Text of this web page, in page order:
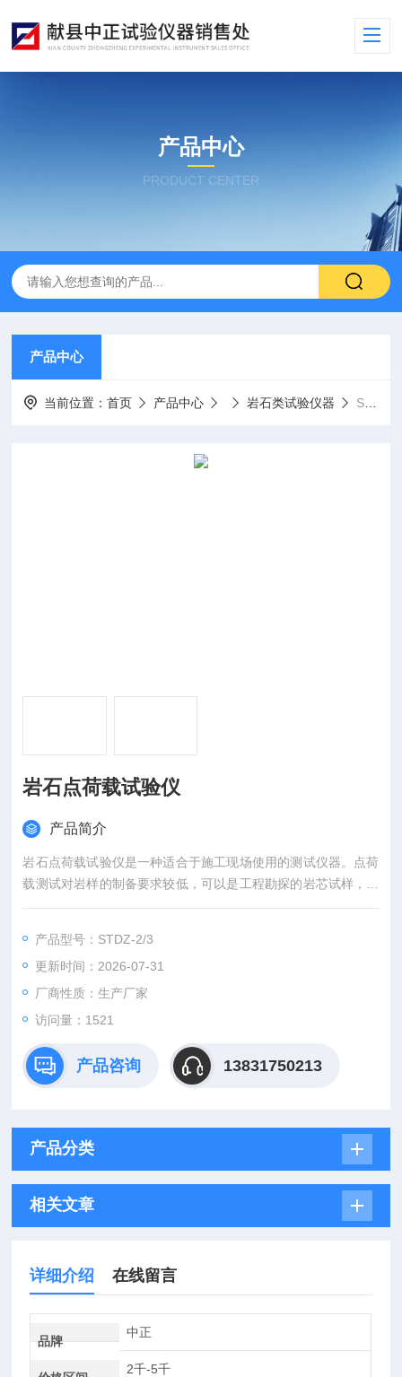
产品中心
PRODUCT CENTER
产品中心
当前位置：首页 产品中心 岩石类试验仪器 STDZ-2/3岩石点荷载试验仪
岩石点荷载试验仪
产品简介
岩石点荷载试验仪是一种适合于施工现场使用的测试仪器。点荷
载测试对岩样的制备要求较低，可以是工程勘探的岩芯试样，也
可以是稍加修整的不规则试样。
产品型号：STDZ-2/3
更新时间：2026-07-31
厂商性质：生产厂家
访问量：1521
产品咨询 13831750213
产品分类
相关文章
详细介绍 在线留言
品牌
中正
2千-5千